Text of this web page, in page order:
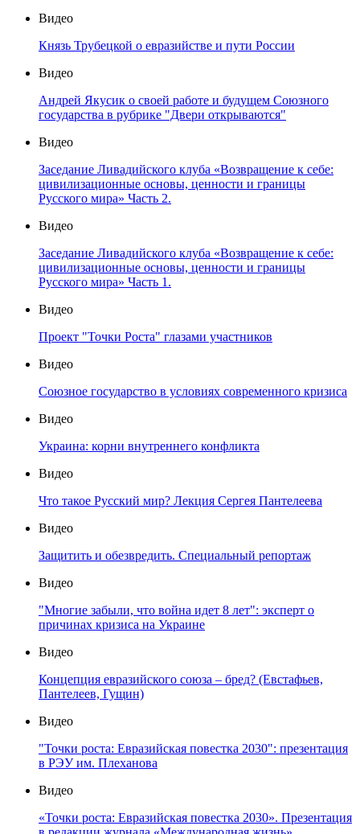
Видео
Князь Трубецкой о евразийстве и пути России
Видео
Андрей Якусик о своей работе и будущем Союзного
государства в рубрике "Двери открываются"
Видео
Заседание Ливадийского клуба «Возвращение к себе:
цивилизационные основы, ценности и границы
Русского мира» Часть 2.
Видео
Заседание Ливадийского клуба «Возвращение к себе:
цивилизационные основы, ценности и границы
Русского мира» Часть 1.
Видео
Проект "Точки Роста" глазами участников
Видео
Союзное государство в условиях современного кризиса
Видео
Украина: корни внутреннего конфликта
Видео
Что такое Русский мир? Лекция Сергея Пантелеева
Видео
Защитить и обезвредить. Специальный репортаж
Видео
"Многие забыли, что война идет 8 лет": эксперт о
причинах кризиса на Украине
Видео
Концепция евразийского союза – бред? (Евстафьев,
Пантелеев, Гущин)
Видео
"Точки роста: Евразийская повестка 2030": презентация
в РЭУ им. Плеханова
Видео
«Точки роста: Евразийская повестка 2030». Презентация